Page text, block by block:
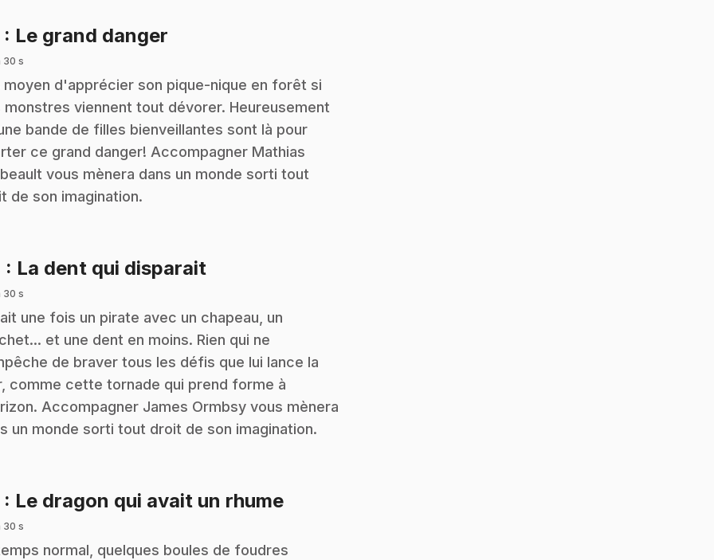
: Le grand danger
30 s
moyen d'apprécier son pique-nique en forêt si
monstres viennent tout dévorer. Heureusement
bande de filles bienveillantes sont là pour
ce grand danger! Accompagner Mathias
vous mènera dans un monde sorti tout
de son imagination.
: La dent qui disparait.
30 s
une fois un pirate avec un chapeau, un
et une dent en moins. Rien qui ne
de braver tous les défis que lui lance la
comme cette tornade qui prend forme à
Accompagner James Ormbsy vous mènera
un monde sorti tout droit de son imagination.
: Le dragon qui avait un rhume.
30 s
normal, quelques boules de foudres